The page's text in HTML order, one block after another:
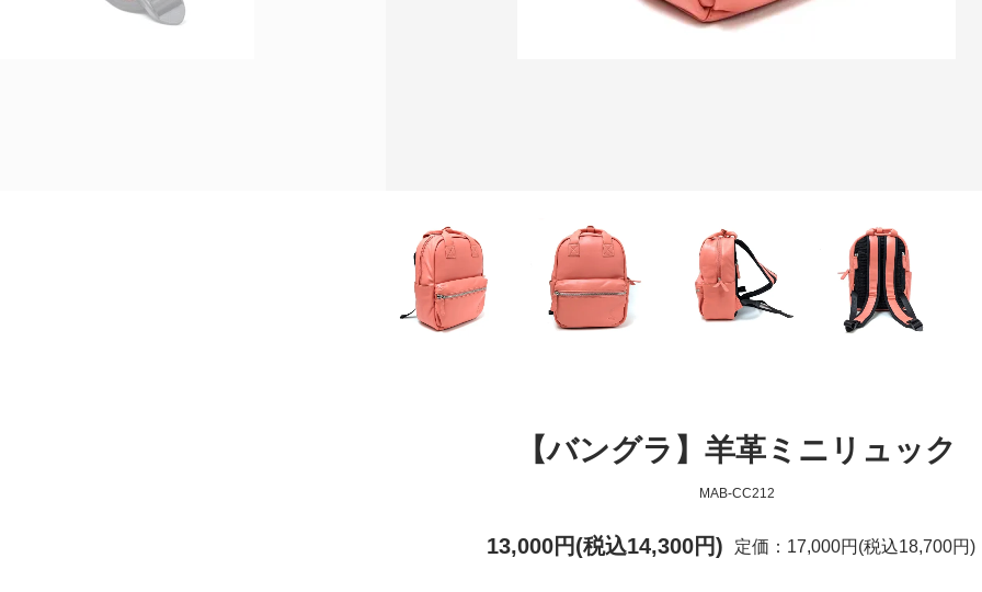
【バングラ】羊革ミニリュック
MAB-CC212
13,000円(税込14,300円) 定価：17,000円(税込18,700円)